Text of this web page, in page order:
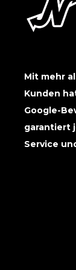
Mit mehr
Kunden
Google-
garantiert
Service